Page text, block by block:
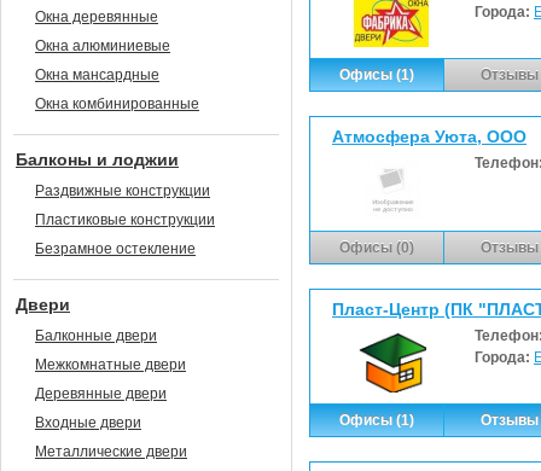
Города:
Офисы (1) Отзывы
Атмосфера Уюта, ООО
Офисы (0) Отзывы
Пласт-Центр (ПК
Города:
Офисы (1) Отзывы
Окна деревянные
Окна алюминиевые
Окна мансардные
Окна комбинированные
Балконы и лоджии
Раздвижные конструкции
Пластиковые конструкции
Безрамное остекление
Двери
Балконные двери
Межкомнатные двери
Деревянные двери
Входные двери
Металлические двери